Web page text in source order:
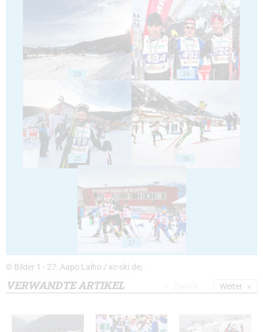
23 24
25 26
27
© Bilder 1 - 27: Aapo Laiho / xc-ski.de;
VERWANDTE ARTIKEL Weiter